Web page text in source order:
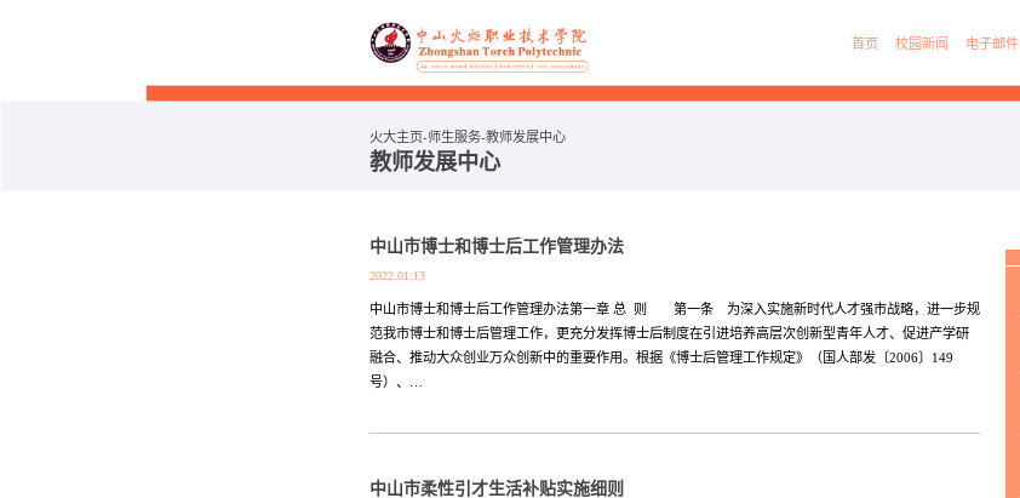
首页 校园新闻 电子邮件
火大主页 师生服务 教师发展中心
教师发展中心
中山市博士和博士后工作管理办法
2022.01.13
中山市博士和博士后工作管理办法第一章 总 则 第一条 为深入实施新时代人才强市战略，进一步规
范我市博士和博士后管理工作，更充分发挥博士后制度在引进培养高层次创新型青年人才、促进产学研
融合、推动大众创业万众创新中的重要作用。根据《博士后管理工作规定》（国人部发〔2006〕149
号）、…
中山市柔性引才生活补贴实施细则